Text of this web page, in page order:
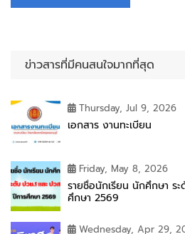
ข่าวสารที่มีคนสนใจมากที่สุด
Thursday, Jul 9, 2026
เอกสาร งานทะเบียน
Friday, May 8, 2026
รายชื่อนักเรียน นักศึกษา ร
ศึกษา 2569
Wednesday, Apr 29,